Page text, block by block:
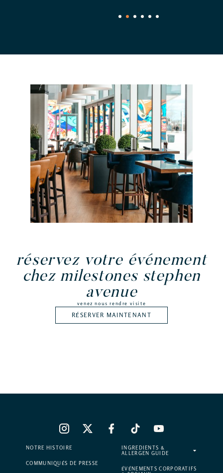
4 5 6
réservez votre événement
chez milestones stephen
avenue
venez nous rendre visite
RÉSERVER MAINTENANT
NOTRE HISTOIRE
COMMUNIQUÉS DE PRESSE
INGREDIENTS &
ALLERGEN GUIDE
ÉVÉNEMENTS CORPORATIFS